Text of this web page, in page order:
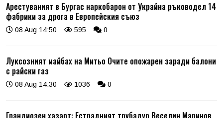
Арестуваният в Бургас наркобарон от Украйна ръководел 14
фабрики за дрога в Европейския съюз
08 Aug 14:50 595 0
Луксозният майбах на Митьо Очите опожарен заради балони
с райски газ
08 Aug 14:30 1036 0